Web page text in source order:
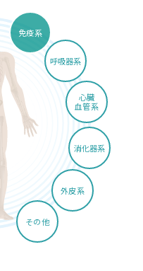
免疫系
呼吸器系
心臓
血管系
消化器系
外皮系
その他